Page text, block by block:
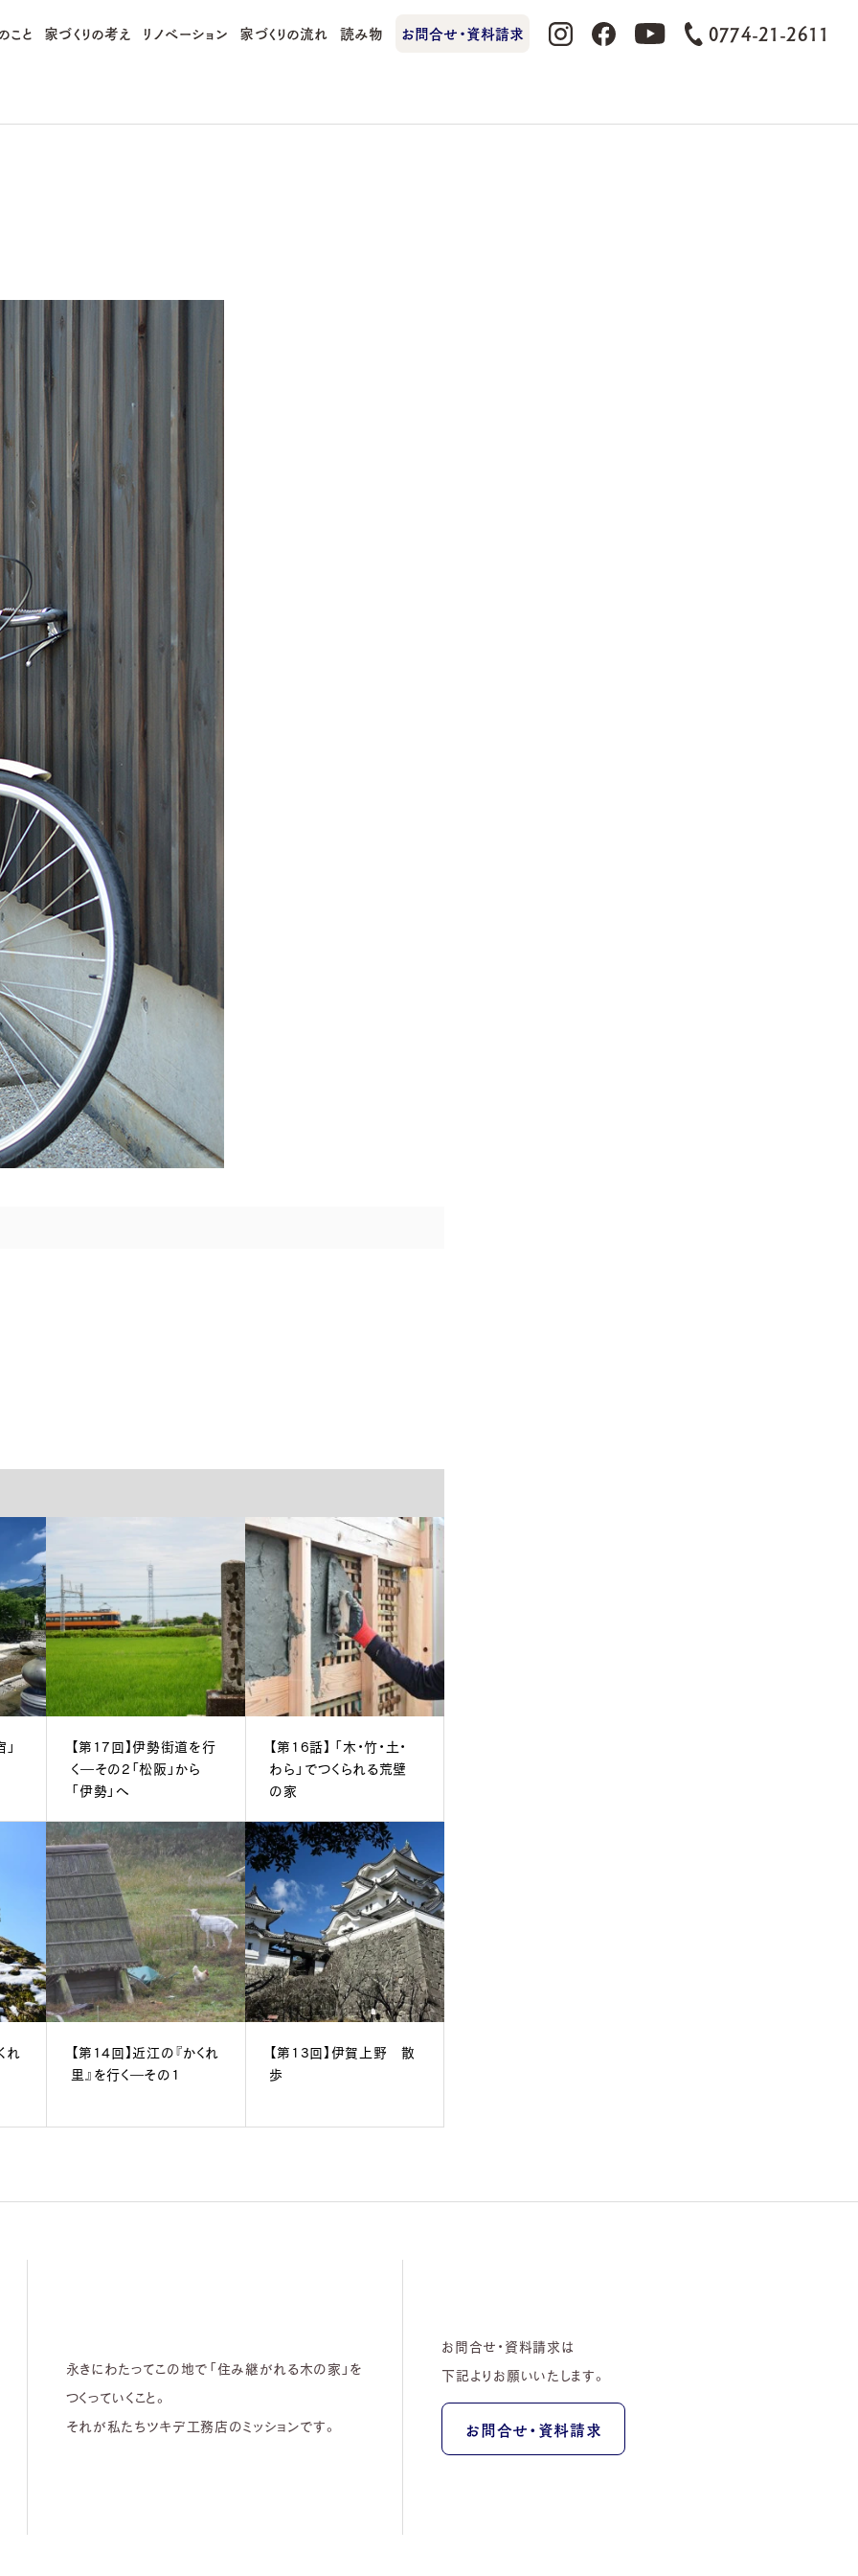
こと 家づくりの考え リノベーション 家づくりの流れ 読み物 お問合せ・資料請求 0774-21-2611
【第17回】伊勢街道を行
く―その2「松阪」から
「伊勢」へ
【第16話】 「木・竹・土・
わら」でつくられる荒壁
の家
れ
【第14回】近江の『かくれ
里』を行く―その1
【第13回】伊賀上野 散
歩
永きにわたってこの地で「住み継がれる木の家」を
つくっていくこと。
それが私たちツキデ工務店のミッションです。
お問合せ・資料請求は
下記よりお願いいたします。
お問合せ・資料請求